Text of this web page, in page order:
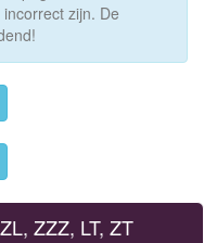
zijn. De
ZZZ, LT, ZT